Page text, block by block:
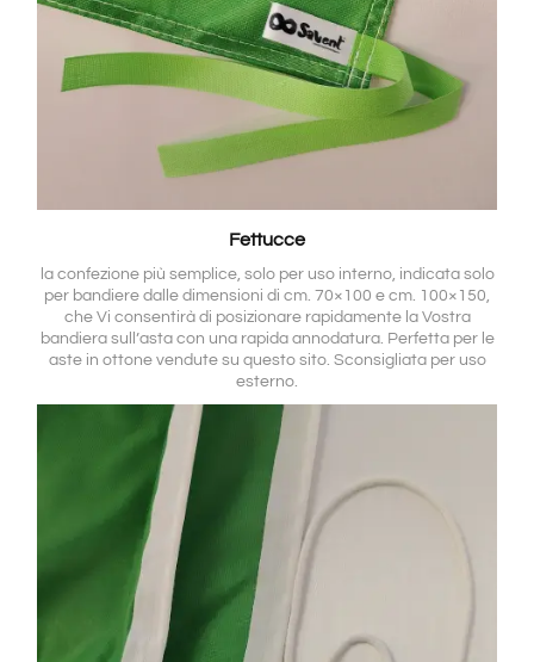
Fettucce
la confezione più semplice, solo per uso interno, indicata solo
per bandiere dalle dimensioni di cm. 70×100 e cm. 100×150,
che Vi consentirà di posizionare rapidamente la Vostra
bandiera sull’asta con una rapida annodatura. Perfetta per le
aste in ottone vendute su questo sito. Sconsigliata per uso
esterno.